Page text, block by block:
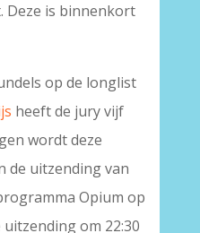
Deze is binnenkort
op de longlist
heeft de jury vijf
wordt deze
de uitzending van
Opium op
om 22:30